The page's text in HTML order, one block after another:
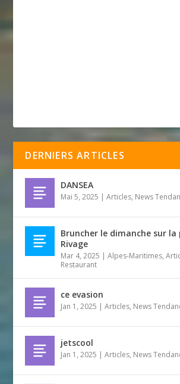
DERNIERS ARTICLES
DANSEA
Mai 5, 2025 |Articles, News
Bruncher le dimanche sur la
Rivage
Mar 4, 2025 |Alpes-Maritimes,
Restaurant
ce evasion
Jan 1, 2025 |Articles, News
jetscool
Jan 1, 2025 |Articles, News